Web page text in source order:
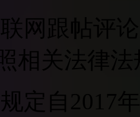
网跟帖评
相关法律
定自2017